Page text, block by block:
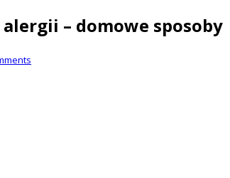
– domowe sposoby